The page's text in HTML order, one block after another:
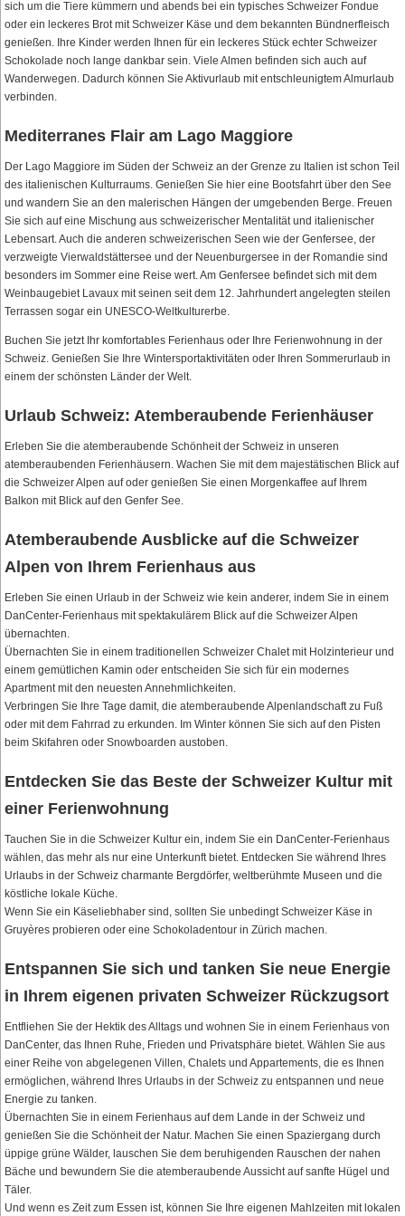
sich um die Tiere kümmern und abends bei ein typisches Schweizer Fondue
oder ein leckeres Brot mit Schweizer Käse und dem bekannten Bündnerfleisch
genießen. Ihre Kinder werden Ihnen für ein leckeres Stück echter Schweizer
Schokolade noch lange dankbar sein. Viele Almen befinden sich auch auf
Wanderwegen. Dadurch können Sie Aktivurlaub mit entschleunigtem Almurlaub
verbinden.
Mediterranes Flair am Lago Maggiore
Der Lago Maggiore im Süden der Schweiz an der Grenze zu Italien ist schon Teil
des italienischen Kulturraums. Genießen Sie hier eine Bootsfahrt über den See
und wandern Sie an den malerischen Hängen der umgebenden Berge. Freuen
Sie sich auf eine Mischung aus schweizerischer Mentalität und italienischer
Lebensart. Auch die anderen schweizerischen Seen wie der Genfersee, der
verzweigte Vierwaldstättersee und der Neuenburgersee in der Romandie sind
besonders im Sommer eine Reise wert. Am Genfersee befindet sich mit dem
Weinbaugebiet Lavaux mit seinen seit dem 12. Jahrhundert angelegten steilen
Terrassen sogar ein UNESCO-Weltkulturerbe.
Buchen Sie jetzt Ihr komfortables Ferienhaus oder Ihre Ferienwohnung in der
Schweiz. Genießen Sie Ihre Wintersportaktivitäten oder Ihren Sommerurlaub in
einem der schönsten Länder der Welt.
Urlaub Schweiz: Atemberaubende Ferienhäuser
Erleben Sie die atemberaubende Schönheit der Schweiz in unseren
atemberaubenden Ferienhäusern. Wachen Sie mit dem majestätischen Blick auf
die Schweizer Alpen auf oder genießen Sie einen Morgenkaffee auf Ihrem
Balkon mit Blick auf den Genfer See.
Atemberaubende Ausblicke auf die Schweizer
Alpen von Ihrem Ferienhaus aus
Erleben Sie einen Urlaub in der Schweiz wie kein anderer, indem Sie in einem
DanCenter-Ferienhaus mit spektakulärem Blick auf die Schweizer Alpen
übernachten.
Übernachten Sie in einem traditionellen Schweizer Chalet mit Holzinterieur und
einem gemütlichen Kamin oder entscheiden Sie sich für ein modernes
Apartment mit den neuesten Annehmlichkeiten.
Verbringen Sie Ihre Tage damit, die atemberaubende Alpenlandschaft zu Fuß
oder mit dem Fahrrad zu erkunden. Im Winter können Sie sich auf den Pisten
beim Skifahren oder Snowboarden austoben.
Entdecken Sie das Beste der Schweizer Kultur mit
einer Ferienwohnung
Tauchen Sie in die Schweizer Kultur ein, indem Sie ein DanCenter-Ferienhaus
wählen, das mehr als nur eine Unterkunft bietet. Entdecken Sie während Ihres
Urlaubs in der Schweiz charmante Bergdörfer, weltberühmte Museen und die
köstliche lokale Küche.
Wenn Sie ein Käseliebhaber sind, sollten Sie unbedingt Schweizer Käse in
Gruyères probieren oder eine Schokoladentour in Zürich machen.
Entspannen Sie sich und tanken Sie neue Energie
in Ihrem eigenen privaten Schweizer Rückzugsort
Entfliehen Sie der Hektik des Alltags und wohnen Sie in einem Ferienhaus von
DanCenter, das Ihnen Ruhe, Frieden und Privatsphäre bietet. Wählen Sie aus
einer Reihe von abgelegenen Villen, Chalets und Appartements, die es Ihnen
ermöglichen, während Ihres Urlaubs in der Schweiz zu entspannen und neue
Energie zu tanken.
Übernachten Sie in einem Ferienhaus auf dem Lande in der Schweiz und
genießen Sie die Schönheit der Natur. Machen Sie einen Spaziergang durch
üppige grüne Wälder, lauschen Sie dem beruhigenden Rauschen der nahen
Bäche und bewundern Sie die atemberaubende Aussicht auf sanfte Hügel und
Täler.
Und wenn es Zeit zum Essen ist, können Sie Ihre eigenen Mahlzeiten mit lokalen